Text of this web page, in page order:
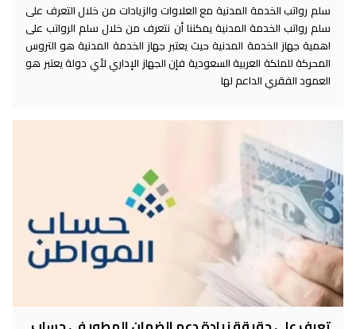
سلم رواتب الخدمة المدنية مع العلاوات والزيادات من خلال التعرف على
سلم رواتب الخدمة المدنية يمكننا أن نتعرف من خلال سلم الرواتب على
اهمية جهاز الخدمة المدنية حيث يعتبر جهاز الخدمة المدنية هو التروس
المحركة للملكة العربية السعودية فإن الجهاز الإداري لأي دولة يعتبر هو
العمود الفقري الداعم لها